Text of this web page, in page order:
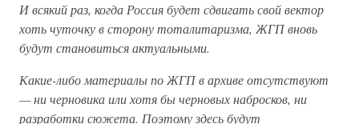
И всякий раз, когда Россия будет сдвигать свой вектор
хоть чуточку в сторону тоталитаризма, ЖГП вновь
будут становиться актуальными.
Какие-либо материалы по ЖГП в архиве отсутствуют
— ни черновика или хотя бы черновых набросков, ни
разработки сюжета. Поэтому здесь будут